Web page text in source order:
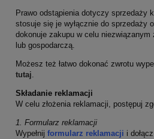
Prawo odstąpienia dotyczy sprzedaży
stosuje się je wyłącznie do sprzedaży
dokonuje zakupu w celu niezwiązanym
lub gospodarczą.
Możesz też łatwo dokonać zwrotu
tutaj.
Składanie reklamacji
W celu złożenia reklamacji, postępuj
1. Formularz reklamacji
Wypełnij formularz reklamacji i